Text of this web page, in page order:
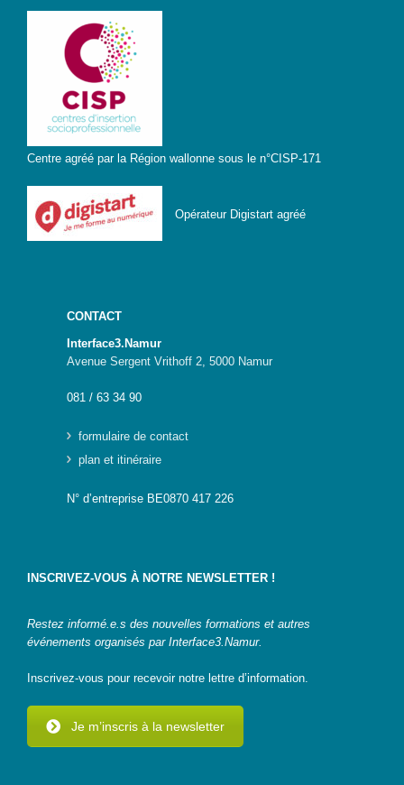
Centre agréé par la Région wallonne sous le n°CISP-171
Opérateur Digistart agréé
CONTACT
Interface3.Namur
Avenue Sergent Vrithoff 2, 5000 Namur
081 / 63 34 90
formulaire de contact
plan et itinéraire
N° d’entreprise BE0870 417 226
INSCRIVEZ-VOUS À NOTRE NEWSLETTER !
Restez informé.e.s des nouvelles formations et autres
événements organisés par Interface3.Namur.
Inscrivez-vous pour recevoir notre lettre d’information.
Je m’inscris à la newsletter